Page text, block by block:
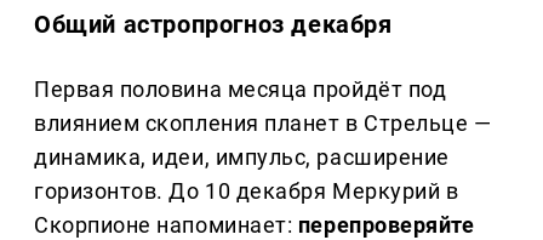
Общий астропрогноз декабря
Первая половина месяца пройдёт под
влиянием скопления планет в Стрельце —
динамика, идеи, импульс, расширение
горизонтов. До 10 декабря Меркурий в
Скорпионе напоминает: перепроверяйте